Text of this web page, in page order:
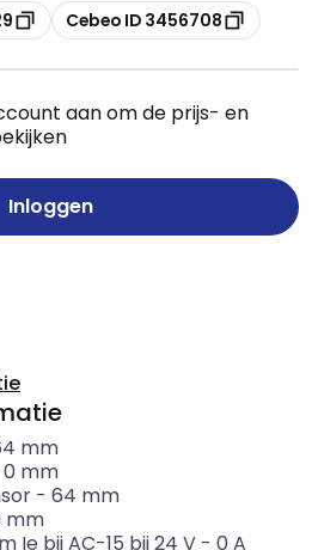
Kopiëren
Cebeo ID 3456708
aan om de prijs- en
Inloggen
mm
0 mm
- 64 mm
mm
Ie bij AC-15 bij 24 V- 0 A